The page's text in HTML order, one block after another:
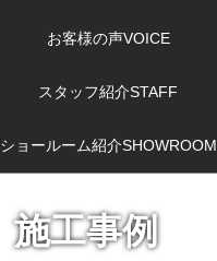
お客様の声VOICE
スタッフ紹介STAFF
ショールーム紹介SHOWROOM
施工事例